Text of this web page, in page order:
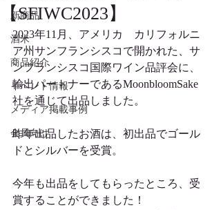
新商品
酒米
商品紹介
イベント情報
メディア掲載事例
会員向け
【SFIWC2023】
2023年11月、アメリカ　カリフォルニ
ア州サンフランシスコで開かれた、サ
ンフランシスコ国際ワイン品評会に、
輸出パートナーであるMoonbloomSake
社を通じて出品しました。
昨年出品したお酒は、初出品でゴール
ドとシルバーを受賞。
今年も出品をしてもらったところ、受
賞することができました！